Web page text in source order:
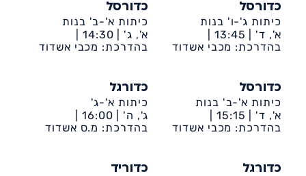
כדורסל
כיתות ג'-ו' בנות
א', ד' | 13:45 |
דיונה-ביה״ס שקד
בהדרכת: מכבי אשדוד
כדורסל
כיתות א'-ב' בנות
א', ג' | 14:30 |
דיונה-ביה״ס אמירים
בהדרכת: מכבי אשדוד
כדורסל
כיתות א'-ב' בנות
א', ד' | 15:15 |
דיונה-ביה״ס שקד
בהדרכת: מכבי אשדוד
כדורגל
כיתות א'-ג'
ג', ה' | 16:00 |
דיונה-ביה״ס שקד
בהדרכת: מ.ס אשדוד
כדורגל כדוריד